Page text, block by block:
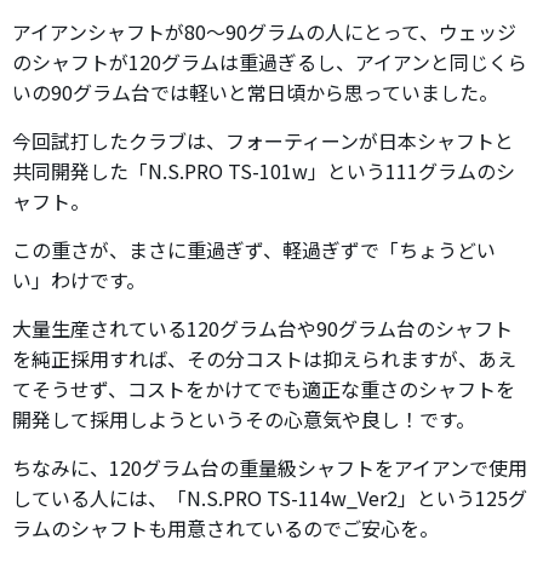
アイアンシャフトが80～90グラムの人にとって、ウェッジ
のシャフトが120グラムは重過ぎるし、アイアンと同じくら
いの90グラム台では軽いと常日頃から思っていました。
今回試打したクラブは、フォーティーンが日本シャフトと
共同開発した「N.S.PRO TS-101w」という111グラムのシ
ャフト。
この重さが、まさに重過ぎず、軽過ぎずで「ちょうどい
い」わけです。
大量生産されている120グラム台や90グラム台のシャフト
を純正採用すれば、その分コストは抑えられますが、あえ
てそうせず、コストをかけてでも適正な重さのシャフトを
開発して採用しようというその心意気や良し！です。
ちなみに、120グラム台の重量級シャフトをアイアンで使用
している人には、「N.S.PRO TS-114w_Ver2」という125グ
ラムのシャフトも用意されているのでご安心を。